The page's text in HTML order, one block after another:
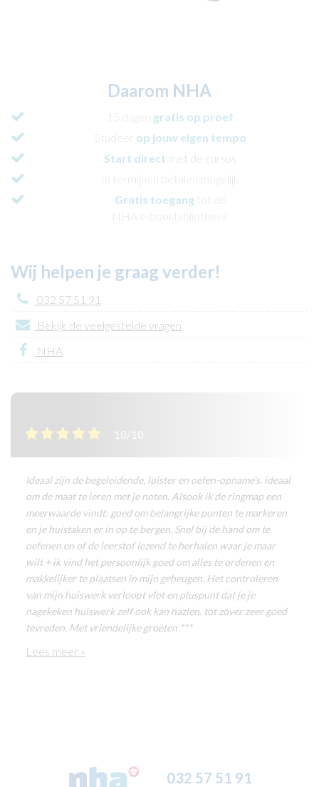
Daarom NHA
15 dagen gratis op proef
Studeer op jouw eigen tempo
Start direct met de cursus
In termijnen betalen mogelijk
Gratis toegangtot de
NHA e-bookbibliotheek
Wij helpen je graag verder!
032 57 51 91
Bekijk de veelgestelde vragen
NHA
10/10
Ideaal zijn de begeleidende, luister en oefen-opname's. ideaal
om de maat te leren met je noten. Alsook ik de ringmap een
meerwaarde vindt: goed om belangrijke punten te markeren
en je huistaken er in op te bergen. Snel bij de hand om te
oefenen en of de leerstof lezend te herhalen waar je maar
wilt + ik vind het persoonlijk goed om alles te ordenen en
makkelijker te plaatsen in mijn geheugen. Het controleren
van mijn huiswerk verloopt vlot en pluspunt dat je je
nagekeken huiswerk zelf ook kan nazien. tot zover zeer goed
tevreden. Met vriendelijke groeten ***
Lees meer »
032 57 51 91